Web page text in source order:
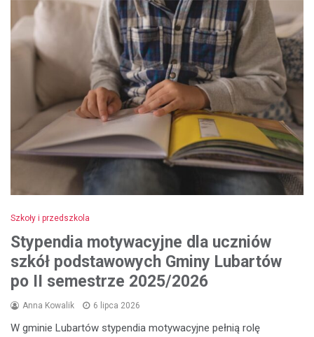
Szkoły i przedszkola
Stypendia motywacyjne dla uczniów
szkół podstawowych Gminy Lubartów
po II semestrze 2025/2026
Anna Kowalik 6 lipca 2026
W gminie Lubartów stypendia motywacyjne pełnią rolę